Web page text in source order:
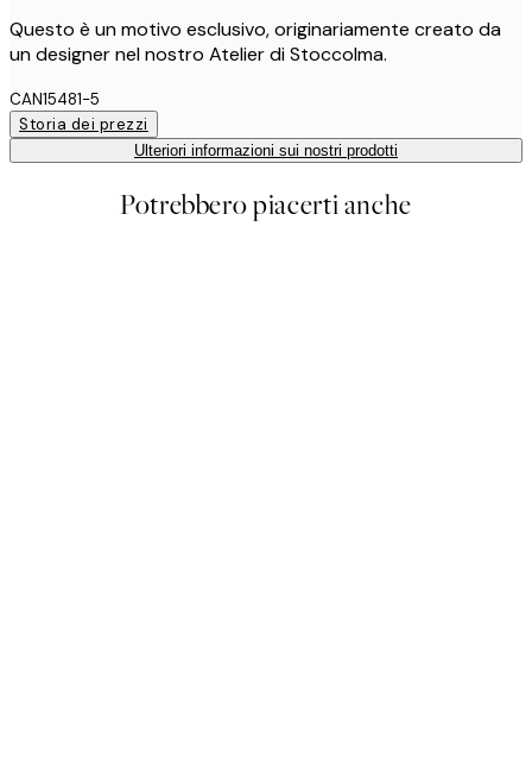
Questo è un motivo esclusivo, originariamente creato da
un designer nel nostro Atelier di Stoccolma.
CAN15481-5
Storia dei prezzi
Ulteriori informazioni sui nostri prodotti
Potrebbero piacerti anche